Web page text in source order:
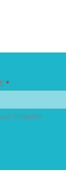
*
l'infolettre